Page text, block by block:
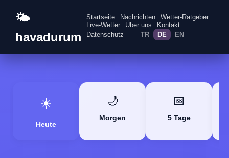
🌤️
havadurum
Startseite Nachrichten
Wetter-Ratgeber
Live-Wetter
Über uns
Kontakt
Datenschutz
TR DE EN
☀️
Heute
🌙
Morgen
📅
5 Tage